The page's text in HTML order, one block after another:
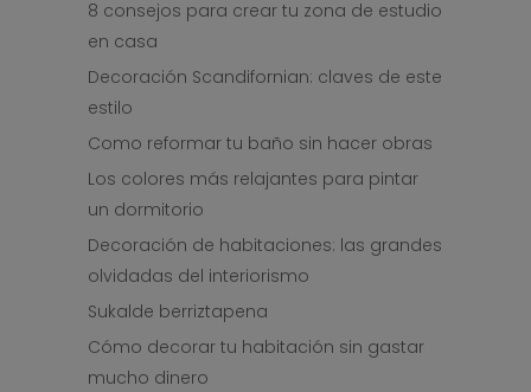
8 consejos para crear tu zona de estudio
en casa
Decoración Scandifornian: claves de este
estilo
Como reformar tu baño sin hacer obras
Los colores más relajantes para pintar
un dormitorio
Decoración de habitaciones: las grandes
olvidadas del interiorismo
Sukalde berriztapena
Cómo decorar tu habitación sin gastar
mucho dinero